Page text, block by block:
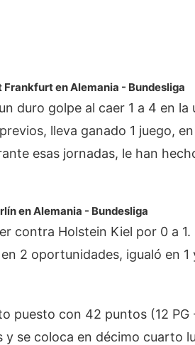
en Alemania - Bundesliga
duro golpe al caer 1 a 4 en la
lleva ganado 1 juego,
esas jornadas, le han
en Alemania - Bundesliga
contra Holstein Kiel por 0 a
2 oportunidades, igualó en 1
puesto con 42 puntos (12 PG
se coloca en décimo cuarto